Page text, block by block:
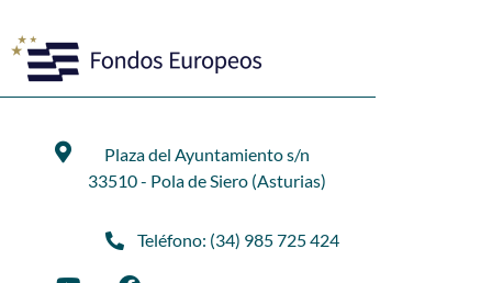
Plaza del Ayuntamiento s/n
33510 - Pola de Siero (Asturias)
Teléfono: (34) 985 725 424